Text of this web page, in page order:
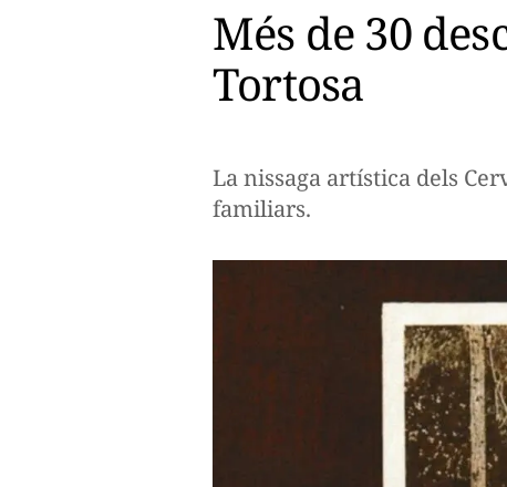
Més de 30
Tortosa
La nissaga artística dels
familiars.